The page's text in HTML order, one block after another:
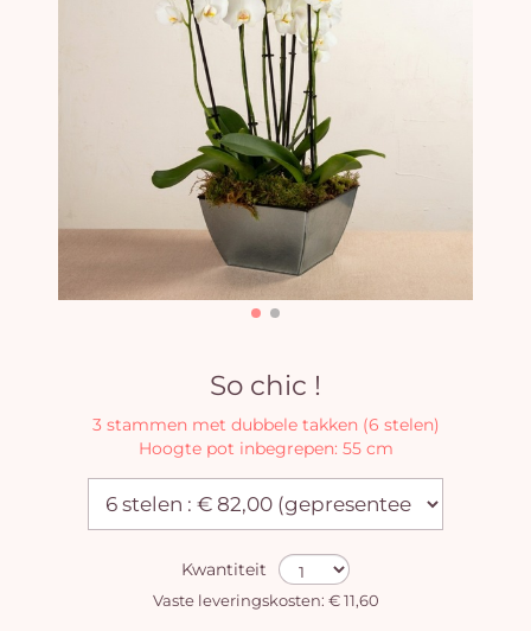
So chic !
3 stammen met dubbele takken (6 stelen)
Hoogte pot inbegrepen: 55 cm
Kwantiteit
Vaste leveringskosten: € 11,60